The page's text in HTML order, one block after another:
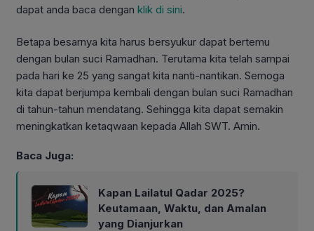
dapat anda baca dengan klik di sini.
Betapa besarnya kita harus bersyukur dapat bertemu
dengan bulan suci Ramadhan. Terutama kita telah sampai
pada hari ke 25 yang sangat kita nanti-nantikan. Semoga
kita dapat berjumpa kembali dengan bulan suci Ramadhan
di tahun-tahun mendatang. Sehingga kita dapat semakin
meningkatkan ketaqwaan kepada Allah SWT. Amin.
Baca Juga:
Kapan Lailatul Qadar 2025?
Keutamaan, Waktu, dan Amalan
yang Dianjurkan